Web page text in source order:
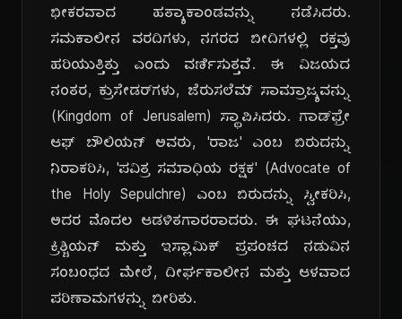
ಭೀಕರವಾದ ಹತ್ಯಾಕಾಂಡವನ್ನು ನಡೆಸಿದರು.
ಸಮಕಾಲೀನ ವರದಿಗಳು, ನಗರದ ಬೀದಿಗಳಲ್ಲಿ ರಕ್ತವು
ಹರಿಯುತ್ತಿತ್ತು ಎಂದು ವರ್ಣಿಸುತ್ತವೆ. ಈ ವಿಜಯದ
ನಂತರ, ಕ್ರುಸೇಡರ್‌ಗಳು, ಜೆರುಸಲೆಮ್ ಸಾಮ್ರಾಜ್ಯವನ್ನು
(Kingdom of Jerusalem) ಸ್ಥಾಪಿಸಿದರು. ಗಾಡ್‌ಫ್ರೇ
ಆಫ್ ಬೌಲಿಯನ್ ಅವರು, 'ರಾಜ' ಎಂಬ ಬಿರುದನ್ನು
ನಿರಾಕರಿಸಿ, 'ಪವಿತ್ರ ಸಮಾಧಿಯ ರಕ್ಷಕ' (Advocate of
the Holy Sepulchre) ಎಂಬ ಬಿರುದನ್ನು ಸ್ವೀಕರಿಸಿ,
ಅದರ ಮೊದಲ ಆಡಳಿತಗಾರರಾದರು. ಈ ಘಟನೆಯು,
ಕ್ರಿಶ್ಚಿಯನ್ ಮತ್ತು ಇಸ್ಲಾಮಿಕ್ ಪ್ರಪಂಚದ ನಡುವಿನ
ಸಂಬಂಧದ ಮೇಲೆ, ದೀರ್ಘಕಾಲೀನ ಮತ್ತು ಆಳವಾದ
ಪರಿಣಾಮಗಳನ್ನು ಬೀರಿತು.